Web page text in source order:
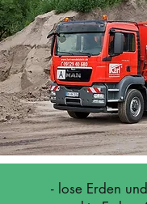
- lose Erden